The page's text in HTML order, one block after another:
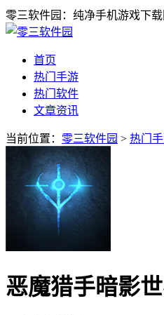
零三软件园：纯净手机游戏下
首页
热门手游
热门软件
文章资讯
当前位置： 零三软件园 > 热门
恶魔猎手暗影